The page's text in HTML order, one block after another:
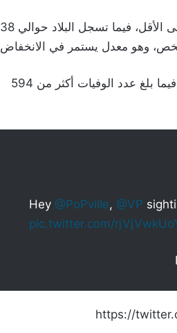
يشار إلى أنه حتى الآن تلقى نحو 59% من البالغين جرعة واحدة على الأقل، فيما تسجل البلاد حوالي 38
وقد سجلت الولايات المتحدة حتى اليوم أكثر من 33 مليون إصابة، فيما بلغ عدد الوفيات أكثر من 594
Hey @PoPville, @VP
pic.twitter.com/
https://